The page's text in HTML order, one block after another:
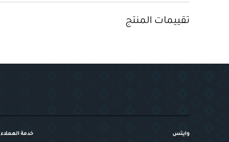
تقييمات المنتج
وايتس خدمة العملاء